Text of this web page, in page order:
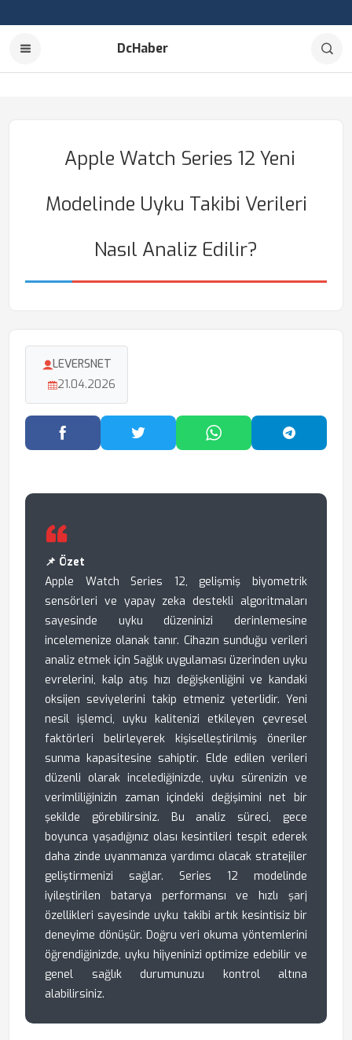
DcHaber
Apple Watch Series 12 Yeni
Modelinde Uyku Takibi Verileri
Nasıl Analiz Edilir?
LEVERSNET
21.04.2026
Facebook'ta PaylaşTwitter'da PaylaşWhatsApp'ta Paylaş
📌 Özet
Apple Watch Series 12, gelişmiş biyometrik
sensörleri ve yapay zeka destekli algoritmaları
sayesinde uyku düzeninizi derinlemesine
incelemenize olanak tanır. Cihazın sunduğu verileri
analiz etmek için Sağlık uygulaması üzerinden uyku
evrelerini, kalp atış hızı değişkenliğini ve kandaki
oksijen seviyelerini takip etmeniz yeterlidir. Yeni
nesil işlemci, uyku kalitenizi etkileyen çevresel
faktörleri belirleyerek kişiselleştirilmiş öneriler
sunma kapasitesine sahiptir. Elde edilen verileri
düzenli olarak incelediğinizde, uyku sürenizin ve
verimliliğinizin zaman içindeki değişimini net bir
şekilde görebilirsiniz. Bu analiz süreci, gece
boyunca yaşadığınız olası kesintileri tespit ederek
daha zinde uyanmanıza yardımcı olacak stratejiler
geliştirmenizi sağlar. Series 12 modelinde
iyileştirilen batarya performansı ve hızlı şarj
özellikleri sayesinde uyku takibi artık kesintisiz bir
deneyime dönüşür. Doğru veri okuma yöntemlerini
öğrendiğinizde, uyku hijyeninizi optimize edebilir ve
genel sağlık durumunuzu kontrol altına
alabilirsiniz.